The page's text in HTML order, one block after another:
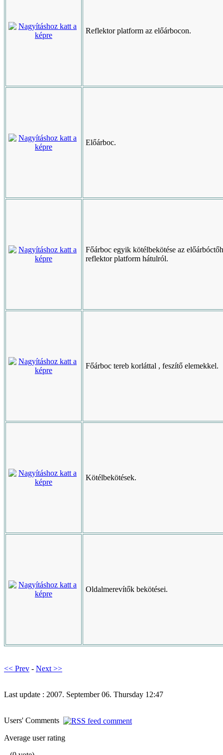
Reflektor platform az előárbocon.
Előárboc.
Főárboc egyik kötélbekötése az
reflektor platform hátulról.
Főárboc tereb korláttal , feszítő elemekkel.
Kötélbekötések.
Oldalmerevítők bekötései.
<< Prev - Next >>
Last update : 2007. September 06. Thursday 12:47
Users' Comments
Average user rating